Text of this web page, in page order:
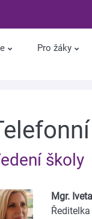
Pro žáky
školy
Mgr.